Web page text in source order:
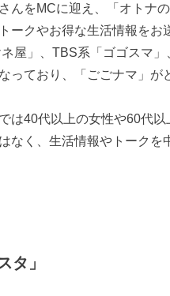
んをMCに迎え、「オトナ
ークやお得な生活情報を
屋」、TBS系「ゴゴスマ
っており、「ごごナマ」
は40代以上の女性や60代
なく、生活情報やトークを
タ」